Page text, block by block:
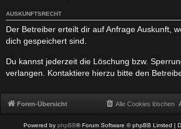
AUSKUNFTSRECHT
Der Betreiber erteilt dir auf Anfrage Auskunft,
dich gespeichert sind.
Du kannst jederzeit die Löschung bzw.
verlangen. Kontaktiere hierzu bitte den
Foren-Übersicht Alle Cookies löschen
Powered by phpBB® Forum Software © phpBB Limited |